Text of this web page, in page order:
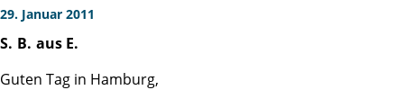
Am 05.10.2010 wurde mir der Blasenkatheder ohne
Komplikationen entfernt.
Ich war sofort kontinent, habe nur vorsichts-halber eine
Vorlage genommen.
29. Januar 2011
S. B. aus E.
Guten Tag in Hamburg,